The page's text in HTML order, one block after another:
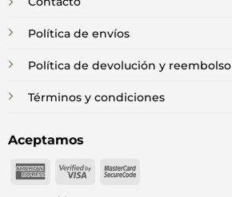
Política de envíos
Política de devolución y reembolso
Términos y condiciones
Aceptamos
American
Visa
MasterCard